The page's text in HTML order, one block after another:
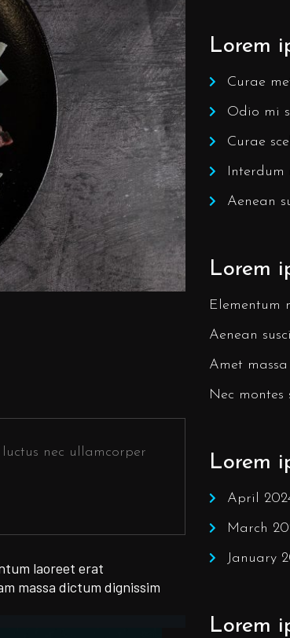
nec ullamcorper
laoreet erat
massa dictum dignissim
Lorem
Curae
Odio mi
Curae
Interdum
Aenean
Lorem
Elementum
Aenean
Amet massa
Nec montes
Lorem
April
March
January
Lorem